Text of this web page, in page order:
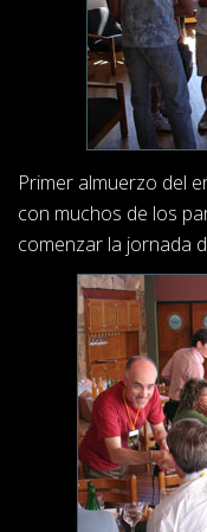
Primer almuerzo del
con muchos de los
comenzar la jornada